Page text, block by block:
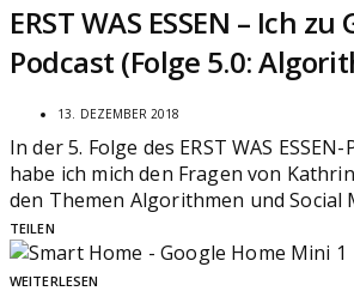
ERST WAS ESSEN – Ich
Podcast (Folge 5.0:
13. DEZEMBER 2018
In der 5. Folge des ERST WAS
habe ich mich den Fragen von
den Themen Algorithmen und Social
TEILEN
WEITERLESEN